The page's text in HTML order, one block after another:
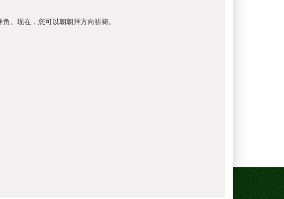
。现在，您可以朝朝拜方向祈祷。